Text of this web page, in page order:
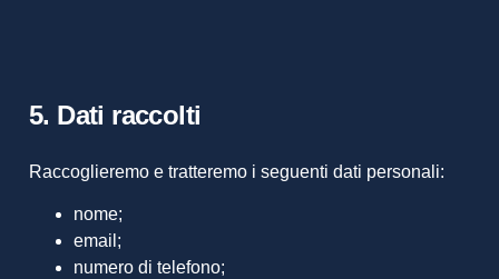
5. Dati raccolti
Raccoglieremo e tratteremo i seguenti dati personali:
nome;
email;
numero di telefono;